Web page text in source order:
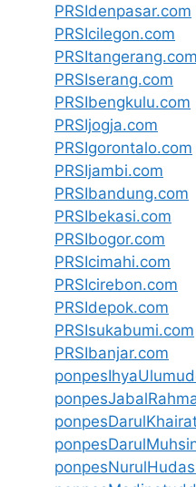
PRSIdenpasar.com
PRSIcilegon.com
PRSItangerang.com
PRSIserang.com
PRSIbengkulu.com
PRSIjogja.com
PRSIgorontalo.com
PRSIjambi.com
PRSIbandung.com
PRSIbekasi.com
PRSIbogor.com
PRSIcimahi.com
PRSIcirebon.com
PRSIdepok.com
PRSIsukabumi.com
PRSIbanjar.com